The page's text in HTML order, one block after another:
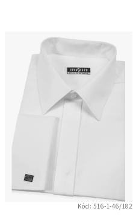
Kód:516-1-46/182